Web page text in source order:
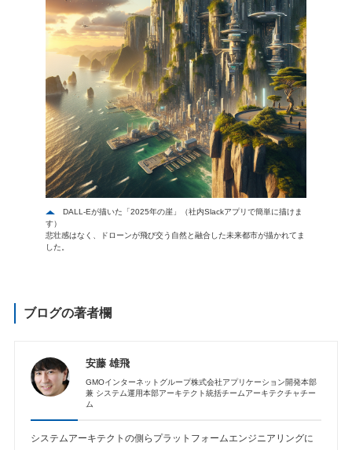
DALL-Eが描いた「2025年の崖」（社内Slackアプリで簡単に描けま
す）
悲壮感はなく、ドローンが飛び交う自然と融合した未来都市が描かれてま
した。
ブログの著者欄
安藤 雄飛
GMOインターネットグループ株式会社アプリケーション開発本部
兼 システム運用本部アーキテクト統括チームアーキテクチャチー
ム
システムアーキテクトの側らプラットフォームエンジニアリングに